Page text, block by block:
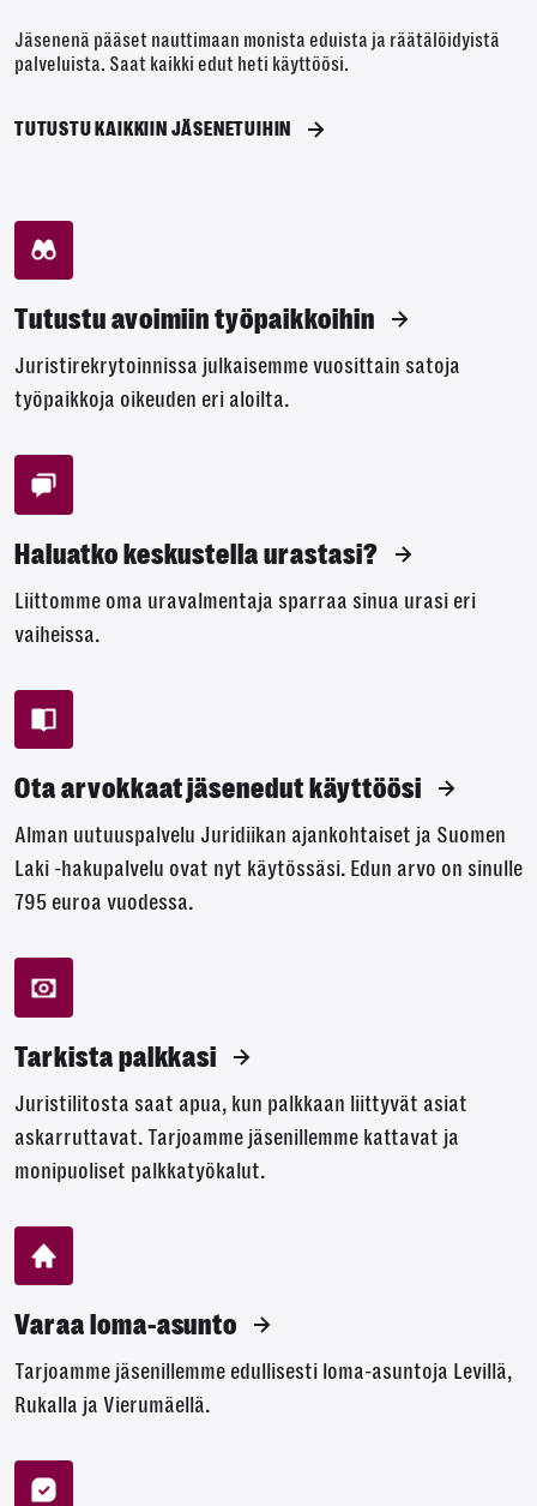
Jäsenenä pääset nauttimaan monista eduista ja räätälöidyistä
palveluista. Saat kaikki edut heti käyttöösi.
TUTUSTU KAIKKIIN JÄSENETUIHIN
Tutustu avoimiin työpaikkoihin
Juristirekrytoinnissa julkaisemme vuosittain satoja
työpaikkoja oikeuden eri aloilta.
Haluatko keskustella urastasi?
Liittomme oma uravalmentaja sparraa sinua urasi eri
vaiheissa.
Ota arvokkaat jäsenedut käyttöösi
Alman uutuuspalvelu Juridiikan ajankohtaiset ja Suomen
Laki -hakupalvelu ovat nyt käytössäsi. Edun arvo on sinulle
795 euroa vuodessa.
Tarkista palkkasi
Juristilitosta saat apua, kun palkkaan liittyvät asiat
askarruttavat. Tarjoamme jäsenillemme kattavat ja
monipuoliset palkkatyökalut.
Varaa loma-asunto
Tarjoamme jäsenillemme edullisesti loma-asuntoja Levillä,
Rukalla ja Vierumäellä.